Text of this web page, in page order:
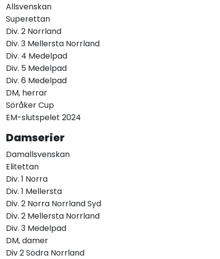
Allsvenskan
Superettan
Div. 2 Norrland
Div. 3 Mellersta Norrland
Div. 4 Medelpad
Div. 5 Medelpad
Div. 6 Medelpad
DM, herrar
Söråker Cup
EM-slutspelet 2024
Damserier
Damallsvenskan
Elitettan
Div. 1 Norra
Div. 1 Mellersta
Div. 2 Norra Norrland Syd
Div. 2 Mellersta Norrland
Div. 3 Medelpad
DM, damer
Div 2 Södra Norrland